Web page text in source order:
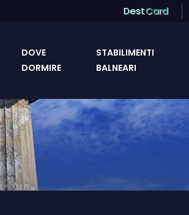
DestCard
DOVE
DORMIRE
STABILIMENTI
BALNEARI